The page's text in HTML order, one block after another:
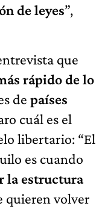
de leyes”,
que
rápido de lo
de países
cuál es el
libertario: “El
es cuando
la estructura
quieren volver